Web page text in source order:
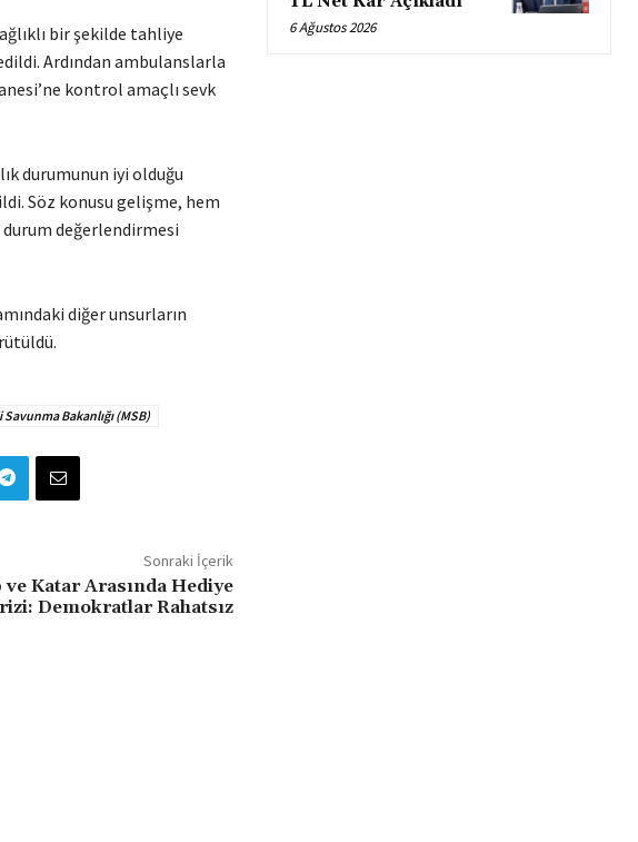
bir şekilde tahliye
Ardından ambulanslarla
kontrol amaçlı sevk
durumunun iyi olduğu
Söz konusu gelişme, hem
değerlendirmesi
diğer unsurların
Savunma Bakanlığı (MSB)
Sonraki İçerik
Katar Arasında Hediye
Demokratlar Rahatsız
6 Ağustos 2026